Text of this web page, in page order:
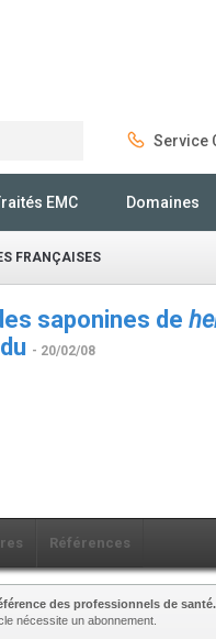
Service
EMC Domaines
FRANÇAISES
saponines de
- 20/02/08
Références
des professionnels de santé.
nécessite un abonnement.